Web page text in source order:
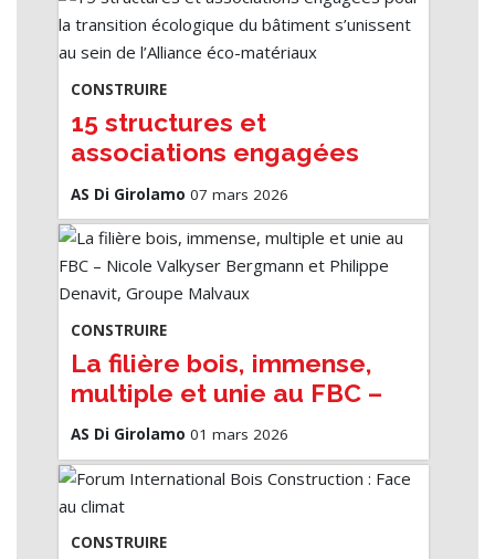
CONSTRUIRE
15 structures et
associations engagées
pour la transition
écologique du bâtiment
s’unissent au sein de
l’Alliance éco-matériaux
AS Di Girolamo 07 mars 2026
CONSTRUIRE
La filière bois, immense,
multiple et unie au FBC –
Nicole Valkyser Bergmann
et Philippe Denavit, Groupe
Malvaux
AS Di Girolamo 01 mars 2026
CONSTRUIRE